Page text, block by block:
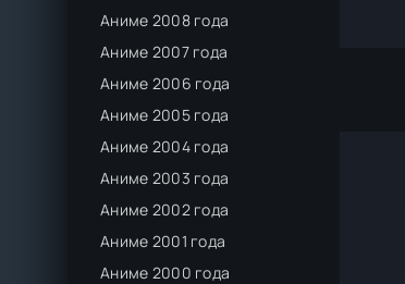
Аниме 2008 года
Аниме 2007 года
Аниме 2006 года
Аниме 2005 года
Аниме 2004 года
Аниме 2003 года
Аниме 2002 года
Аниме 2001 года
Аниме 2000 года